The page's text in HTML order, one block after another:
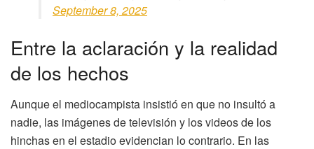
September 8, 2025
Entre la aclaración y la realidad
de los hechos
Aunque el mediocampista insistió en que no insultó a
nadie, las imágenes de televisión y los videos de los
hinchas en el estadio evidencian lo contrario. En las